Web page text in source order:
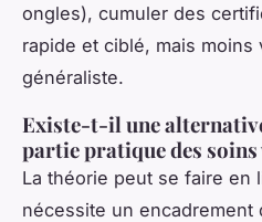
ongles), cumuler des
rapide et ciblé, mais moins
généraliste.
Existe-t-il une
partie pratique des soins
La théorie peut se faire en
nécessite un encadrement